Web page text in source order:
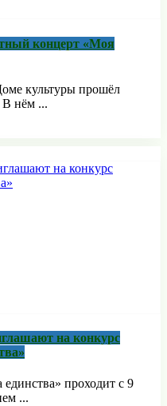
концерт «Моя
культуры прошёл
В нём ...
на конкурс
проходит с 9
...